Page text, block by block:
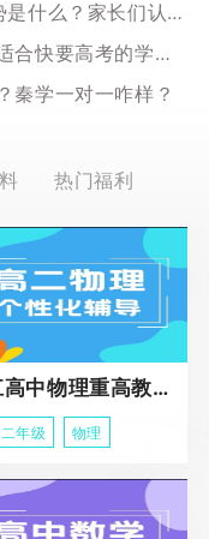
伊顿教育高中一对一的9大优势是什么？家长们认可吗？
伊顿教育一对一辅导怎么样？适合快要高考的学生吗？
秦学一对一咋样？
热门福利
浙江高中物理重高教育春季班
年级 物理